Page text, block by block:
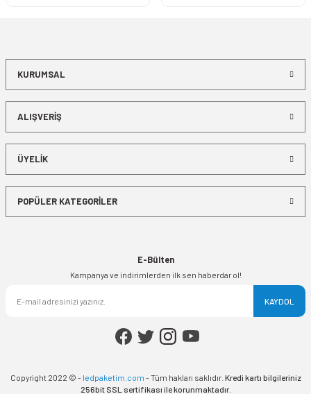
KURUMSAL
ALIŞVERİŞ
ÜYELİK
POPÜLER KATEGORİLER
E-Bülten
Kampanya ve indirimlerden ilk sen haberdar ol!
KAYDOL
Copyright 2022 © - ledpaketim.com - Tüm hakları saklıdır. Kredi kartı bilgileriniz
256bit SSL sertifikası ile korunmaktadır.